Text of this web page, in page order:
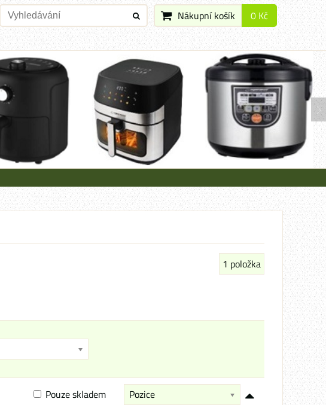
Nákupní košík 0 Kč
1 položka
Pozice
Pouze skladem